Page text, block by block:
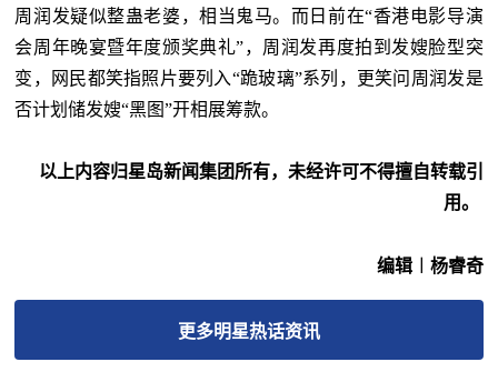
周润发疑似整蛊老婆，相当鬼马。而日前在“香港电影导演
会周年晚宴暨年度颁奖典礼”，周润发再度拍到发嫂脸型突
变，网民都笑指照片要列入“跪玻璃”系列，更笑问周润发是
否计划储发嫂“黑图”开相展筹款。
以上内容归星岛新闻集团所有，未经许可不得擅自转载引
用。
编辑︱杨睿奇
更多明星热话资讯